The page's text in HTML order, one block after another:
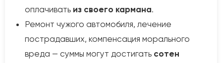
оплачивать из своего кармана.
Ремонт чужого автомобиля, лечение
пострадавших, компенсация морального
вреда — суммы могут достигать сотен